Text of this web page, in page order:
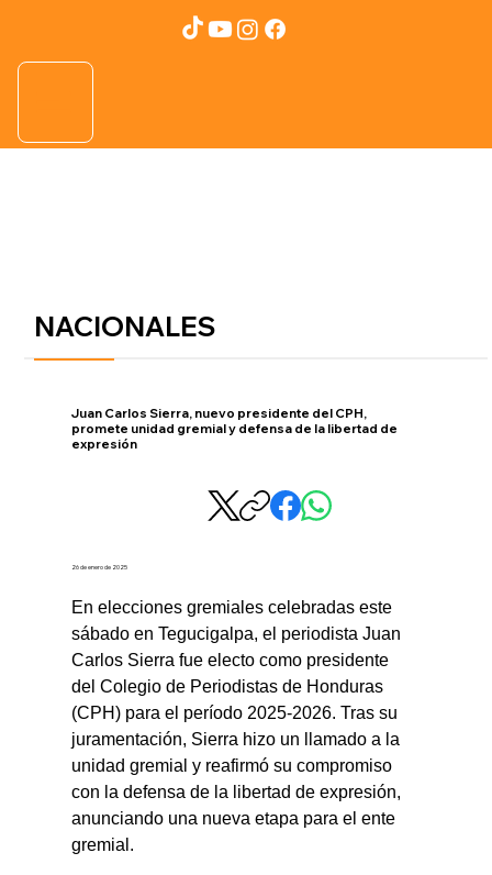
NACIONALES
Juan Carlos Sierra, nuevo presidente del CPH,
promete unidad gremial y defensa de la libertad de
expresión
26 de enero de 2025
En elecciones gremiales celebradas este
sábado en Tegucigalpa, el periodista Juan
Carlos Sierra fue electo como presidente
del Colegio de Periodistas de Honduras
(CPH) para el período 2025-2026. Tras su
juramentación, Sierra hizo un llamado a la
unidad gremial y reafirmó su compromiso
con la defensa de la libertad de expresión,
anunciando una nueva etapa para el ente
gremial.